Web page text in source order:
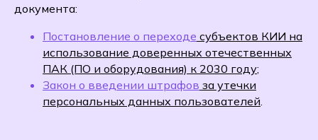
документа:
Постановление о переходе субъектов КИИ на
использование доверенных отечественных
ПАК (ПО и оборудования) к 2030 году;
Закон о введении штрафов за утечки
персональных данных пользователей.